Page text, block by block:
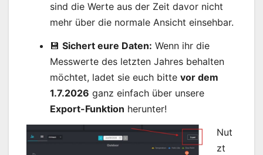
sind die Werte aus der Zeit davor nicht
mehr über die normale Ansicht einsehbar.
💾 Sichert eure Daten: Wenn ihr die
Messwerte des letzten Jahres behalten
möchtet, ladet sie euch bitte vor dem
1.7.2026 ganz einfach über unsere
Export-Funktion herunter!
Nut
zt